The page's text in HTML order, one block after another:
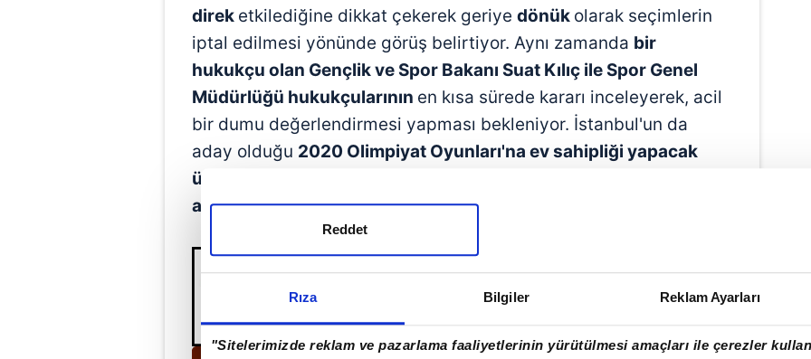
Rıza Bilgiler Reklam Ayarları
"Sitelerimizde reklam ve pazarlama faaliyetlerinin yürütülmesi amaçları ile çerezler
Reddet
direk etkilediğine dikkat çekerek geriye dönük olarak seçimlerin
iptal edilmesi yönünde görüş belirtiyor. Aynı zamanda bir
hukukçu olan Gençlik ve Spor Bakanı Suat Kılıç ile Spor Genel
Müdürlüğü hukukçularının en kısa sürede kararı inceleyerek, acil
bir dumu değerlendirmesi yapması bekleniyor. İstanbul'un da
aday olduğu 2020 Olimpiyat Oyunları'na ev sahipliği yapacak
ülkenin tayini öncesi söz konusu toplantıda radikal kararlar
alınması ve bir an önce hayata geçirilmesi bekleniyor.